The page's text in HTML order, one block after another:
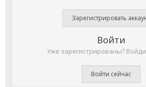
Зарегистрировать
Войти
Уже зарегистрированы?
Войти сейчас